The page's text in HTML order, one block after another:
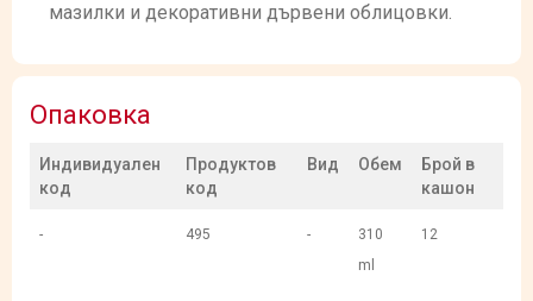
мазилки и декоративни дървени облицовки.
Опаковка
Индивидуален
код
Продуктов
код
Вид Обем
Брой в
кашон
- 495 -
310
ml
12